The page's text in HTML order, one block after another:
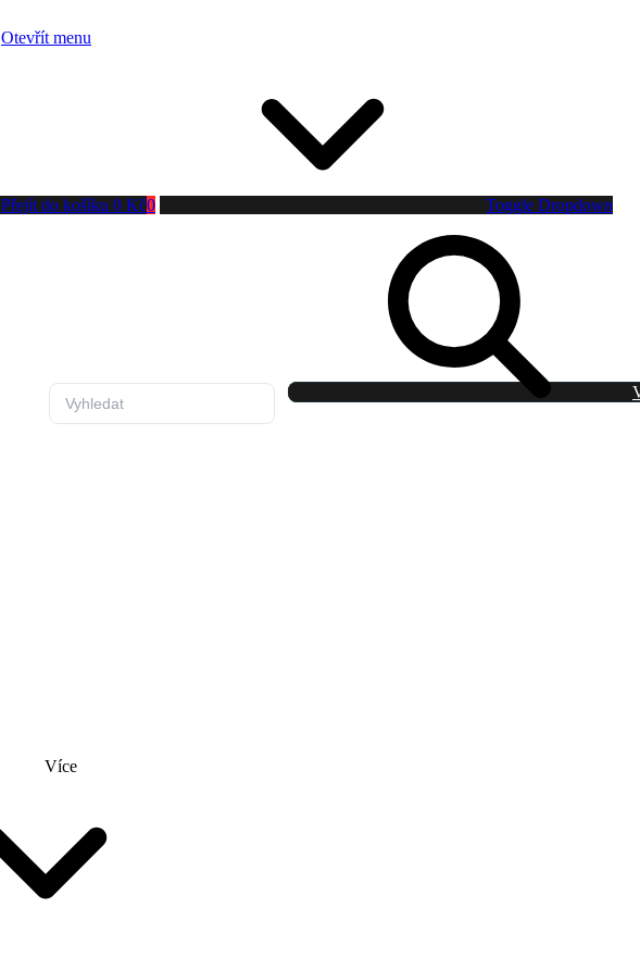
Otevřít menu
Přejít do košíku 0 Kč0
Toggle Dropdown
Více